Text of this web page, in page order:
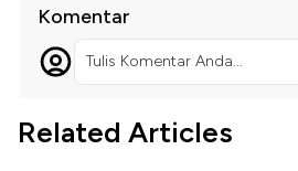
Komentar
Tulis Komentar Anda...
Related Articles